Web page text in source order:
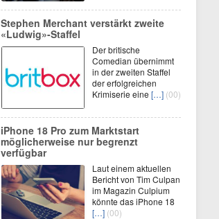
Stephen Merchant verstärkt zweite
«Ludwig»-Staffel
Der britische
Comedian übernimmt
in der zweiten Staffel
der erfolgreichen
Krimiserie eine […] (00)
iPhone 18 Pro zum Marktstart
möglicherweise nur begrenzt
verfügbar
Laut einem aktuellen
Bericht von Tim Culpan
im Magazin Culpium
könnte das iPhone 18
[…] (00)